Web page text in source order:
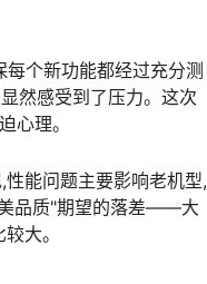
个新功能都经过充分测
然感受到了压力。这次
心理。
能问题主要影响老机型,
美品质"期望的落差——大
大。